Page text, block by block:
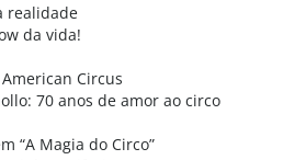
realidade
da vida!
Circus
70 anos de amor ao circo
“A Magia do Circo”